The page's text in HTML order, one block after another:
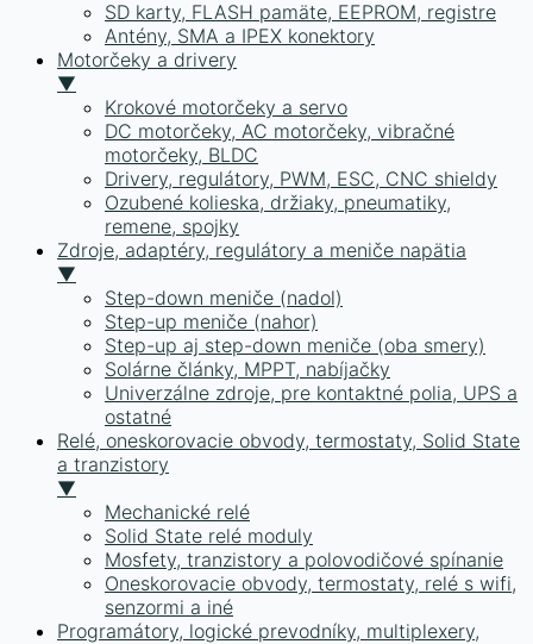
SD karty, FLASH pamäte, EEPROM, registre
Antény, SMA a IPEX konektory
Motorčeky a drivery
▼
Krokové motorčeky a servo
DC motorčeky, AC motorčeky, vibračné
motorčeky, BLDC
Drivery, regulátory, PWM, ESC, CNC shieldy
Ozubené kolieska, držiaky, pneumatiky,
remene, spojky
Zdroje, adaptéry, regulátory a meniče napätia
▼
Step-down meniče (nadol)
Step-up meniče (nahor)
Step-up aj step-down meniče (oba smery)
Solárne články, MPPT, nabíjačky
Univerzálne zdroje, pre kontaktné polia, UPS a
ostatné
Relé, oneskorovacie obvody, termostaty, Solid State
a tranzistory
▼
Mechanické relé
Solid State relé moduly
Mosfety, tranzistory a polovodičové spínanie
Oneskorovacie obvody, termostaty, relé s wifi,
senzormi a iné
Programátory, logické prevodníky, multiplexery,